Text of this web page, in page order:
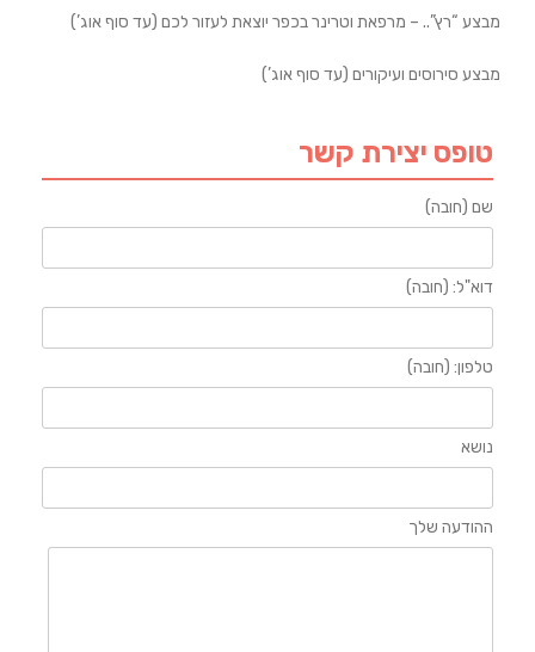
מבצע “רץ”.. – מרפאת וטרינר בכפר יוצאת לעזור לכם (עד סוף אוג’)
מבצע סירוסים ועיקורים (עד סוף אוג’)
טופס יצירת קשר
שם (חובה)
דוא"ל: (חובה)
טלפון: (חובה)
נושא
ההודעה שלך